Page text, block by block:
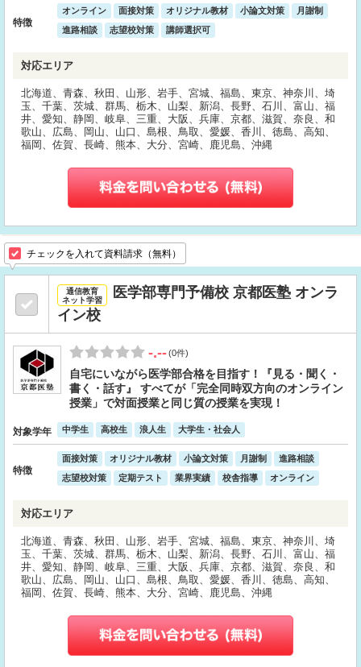
特徴
オンライン 面接対策 オリジナル教材 小論文対策
月謝制
進路相談
志望校対策 講師選択可
対応エリア
北海道、青森、秋田、山形、岩手、宮城、福島、東京、神奈川、埼
玉、千葉、茨城、群馬、栃木、山梨、新潟、長野、石川、富山、福
井、愛知、静岡、岐阜、三重、大阪、兵庫、京都、滋賀、奈良、和
歌山、広島、岡山、山口、島根、鳥取、愛媛、香川、徳島、高知、
福岡、佐賀、長崎、熊本、大分、宮崎、鹿児島、沖縄
チェックを入れて資料請求（無料）
通信教育
ネット学習
医学部専門予備校 京都医塾 オンラ
イン校
-.--(0件)
自宅にいながら医学部合格を目指す！『見る・聞く・
書く・話す』 すべてが「完全同時双方向のオンライン
授業」で対面授業と同じ質の授業を実現！
対象学年 中学生 高校生 浪人生 大学生・社会人
特徴
面接対策 オリジナル教材 小論文対策 月謝制
進路相談
志望校対策
定期テスト 業界実績 校舎指導 オンライン
対応エリア
北海道、青森、秋田、山形、岩手、宮城、福島、東京、神奈川、埼
玉、千葉、茨城、群馬、栃木、山梨、新潟、長野、石川、富山、福
井、愛知、静岡、岐阜、三重、大阪、兵庫、京都、滋賀、奈良、和
歌山、広島、岡山、山口、島根、鳥取、愛媛、香川、徳島、高知、
福岡、佐賀、長崎、熊本、大分、宮崎、鹿児島、沖縄